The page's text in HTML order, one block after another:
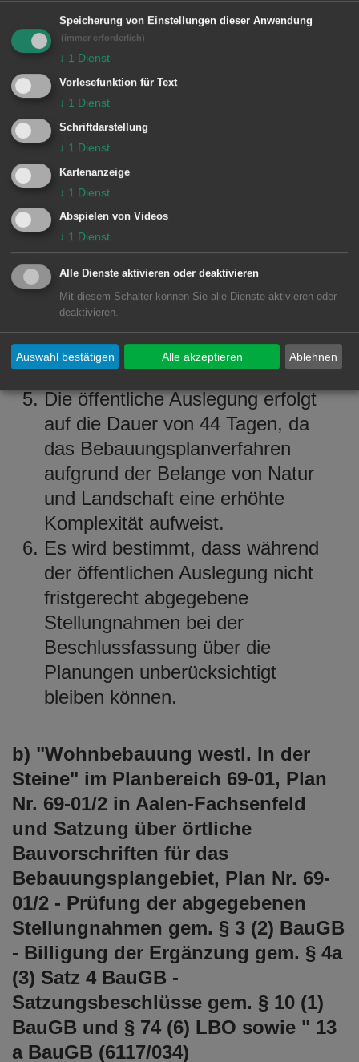
03/2 überlagert werden:
- Plan Nr. 70-03 „Treppach-
Nord“, genehmigt/in Kraft seit
21.09.1984.
- Plan Nr. 70-01/4 „Änderung
des Bebauungsplans Treppach-
Süd“, in Kraft seit 02.04.1992
Der Geltungsbereich des
Bebauungsplanes und der
Satzung über örtliche
Bauvorschriften weicht vom
Geltungsbereich des
03.03.2016 im Süden, Westen
und Norden ab.
Die öffentliche Auslegung erfolgt
auf die Dauer von 44 Tagen, da
das Bebauungsplanverfahren
aufgrund der Belange von Natur
und Landschaft eine erhöhte
Komplexität aufweist.
Es wird bestimmt, dass während
der öffentlichen Auslegung nicht
fristgerecht abgegebene
Stellungnahmen bei der
Beschlussfassung über die
Planungen unberücksichtigt
bleiben können.
b) "Wohnbebauung westl. In der
Steine" im Planbereich 69-01, Plan
Nr. 69-01/2 in Aalen-Fachsenfeld
und Satzung über örtliche
Bauvorschriften für das
Bebauungsplangebiet, Plan Nr. 69-
01/2 - Prüfung der abgegebenen
Stellungnahmen gem. § 3 (2) BauGB
- Billigung der Ergänzung gem. § 4a
(3) Satz 4 BauGB -
Satzungsbeschlüsse gem. § 10 (1)
BauGB und § 74 (6) LBO sowie " 13
a BauGB (6117/034)
Speicherung von Einstellungen dieser Anwendung
(immer erforderlich)
↓ 1 Dienst
Vorlesefunktion für Text
↓ 1 Dienst
Schriftdarstellung
↓ 1 Dienst
Kartenanzeige
↓ 1 Dienst
Abspielen von Videos
↓ 1 Dienst
Alle Dienste aktivieren oder deaktivieren
Mit diesem Schalter können Sie alle Dienste aktivieren oder
deaktivieren.
Ablehnen
Auswahl bestätigen Alle akzeptieren